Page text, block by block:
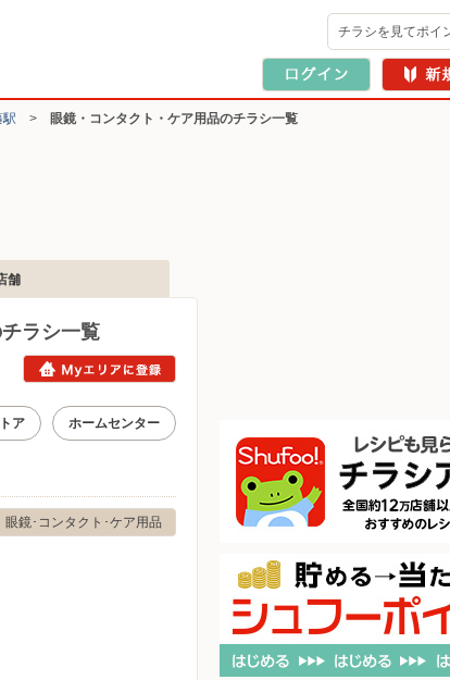
チラシを見てポイ
駅 > 眼鏡・コンタクト・ケア用品のチラシ一覧
舗
ラシ一覧
ア ホームセンター
眼鏡･コンタクト･ケア用品